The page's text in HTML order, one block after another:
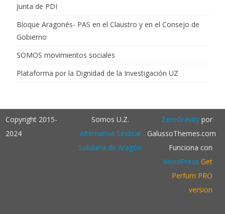
Junta de PDI
Bloque Aragonés- PAS en el Claustro y en el Consejo de
Gobierno
SOMOS movimientos sociales
Plataforma por la Dignidad de la Investigación UZ
Copyright 2015-
2024
Somos U.Z.
Alternativa Sindical
Solidaria de Aragón
ZeroGravitypor
GalussoThemes.com
Funciona con
WordPress Get
Perfum PRO
version